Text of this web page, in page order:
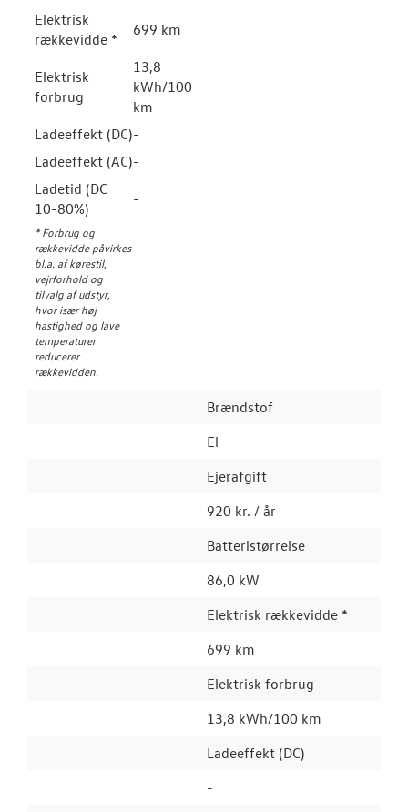
Elektrisk
rækkevidde *
699 km
Elektrisk
forbrug
13,8
kWh/100
km
Ladeeffekt (DC)-
Ladeeffekt (AC)-
Ladetid (DC
10-80%)
-
* Forbrug og
rækkevidde påvirkes
bl.a. af kørestil,
vejrforhold og
tilvalg af udstyr,
hvor især høj
hastighed og lave
temperaturer
reducerer
rækkevidden.
Brændstof
El
Ejerafgift
920 kr. / år
Batteristørrelse
86,0 kW
Elektrisk rækkevidde *
699 km
Elektrisk forbrug
13,8 kWh/100 km
Ladeeffekt (DC)
-